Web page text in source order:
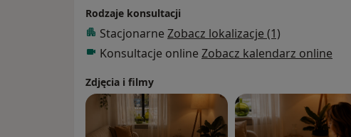
Rodzaje konsultacji
Stacjonarne Zobacz lokalizacje (1)
Konsultacje online Zobacz kalendarz online
Zdjęcia i filmy